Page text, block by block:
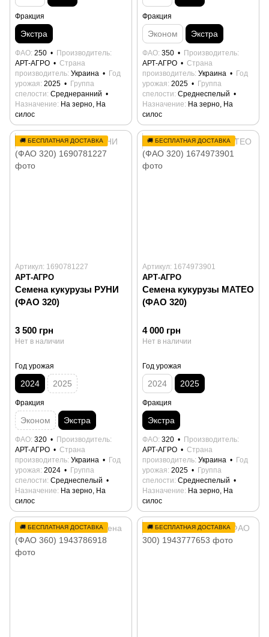
Фракция
Экстра
ФАО 250
Производитель
АРТ-АГРО
Страна
производитель Украина
Год
урожая 2025
Группа
спелости Среднеранний
Назначение
На зерно, На
силос
Фракция
Эконом Экстра
ФАО 350
Производитель
АРТ-АГРО
Страна
производитель Украина
Год
урожая 2025
Группа
спелости Среднеспелый
Назначение
На зерно, На
силос
🚚 БЕСПЛАТНАЯ ДОСТАВКА
Артикул: 1690781227
АРТ-АГРО
Семена кукурузы РУНИ
(ФАО 320)
3 500 грн
Нет в наличии
Год урожая
2024 2025
Фракция
Эконом Экстра
ФАО 320
Производитель
АРТ-АГРО
Страна
производитель Украина
Год
урожая 2024
Группа
спелости Среднеспелый
Назначение
На зерно, На
силос
🚚 БЕСПЛАТНАЯ ДОСТАВКА
Артикул: 1674973901
АРТ-АГРО
Семена кукурузы МАТЕО
(ФАО 320)
4 000 грн
Нет в наличии
Год урожая
2024 2025
Фракция
Экстра
ФАО 320
Производитель
АРТ-АГРО
Страна
производитель Украина
Год
урожая 2025
Группа
спелости Среднеспелый
Назначение
На зерно, На
силос
🚚 БЕСПЛАТНАЯ ДОСТАВКА 🚚 БЕСПЛАТНАЯ ДОСТАВКА